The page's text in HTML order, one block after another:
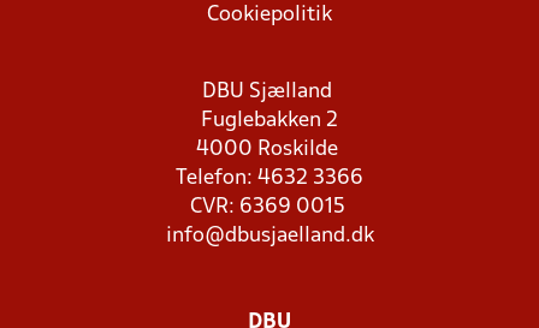
Cookiepolitik
DBU Sjælland
Fuglebakken 2
4000 Roskilde
Telefon: 4632 3366
CVR: 6369 0015
info@dbusjaelland.dk
DBU